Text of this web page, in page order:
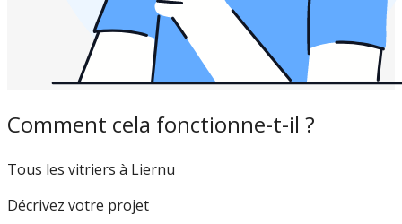
Comment cela fonctionne-t-il ?
Tous les vitriers à Liernu
Décrivez votre projet